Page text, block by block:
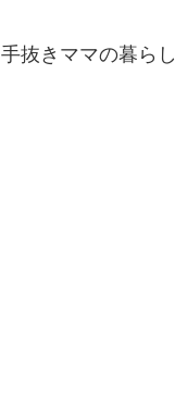
手抜きママの暮らし